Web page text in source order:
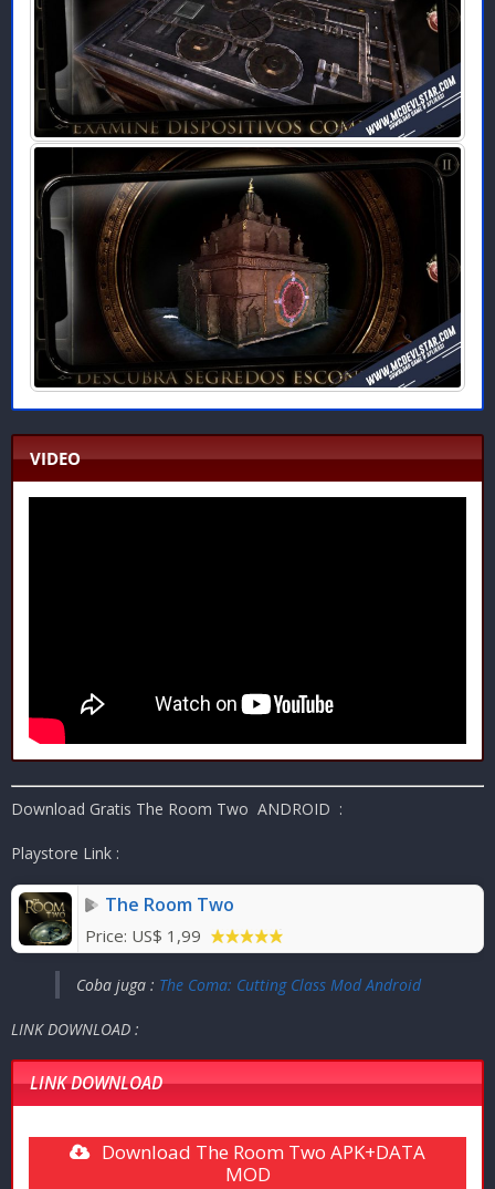
VIDEO
Download Gratis The Room Two ANDROID :
Playstore Link :
The Room Two
Price: US$ 1,99
Coba juga : The Coma: Cutting Class Mod Android
LINK DOWNLOAD :
LINK DOWNLOAD
Download The Room Two APK+DATA
MOD